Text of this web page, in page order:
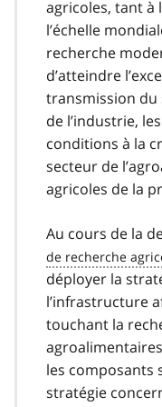
agricoles, tant à
l’échelle
recherche
d’atteindre
transmission du
de l’industrie,
conditions à la
secteur de
agricoles de la
Au cours de la
déployer la
l’infrastructure
touchant la
les composants
stratégie